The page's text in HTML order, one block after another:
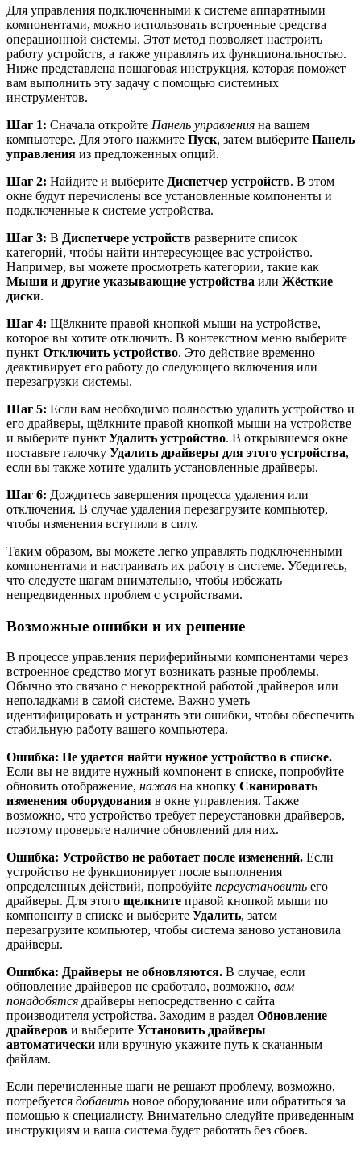
Для управления подключенными к системе аппаратными
компонентами, можно использовать встроенные средства
операционной системы. Этот метод позволяет настроить
работу устройств, а также управлять их функциональностью.
Ниже представлена пошаговая инструкция, которая поможет
вам выполнить эту задачу с помощью системных
инструментов.
Шаг 1: Сначала откройте Панель управления на вашем
компьютере. Для этого нажмите Пуск, затем выберите Панель
управления из предложенных опций.
Шаг 2: Найдите и выберите Диспетчер устройств. В этом
окне будут перечислены все установленные компоненты и
подключенные к системе устройства.
Шаг 3: В Диспетчере устройств разверните список
категорий, чтобы найти интересующее вас устройство.
Например, вы можете просмотреть категории, такие как
Мыши и другие указывающие устройства или Жёсткие
диски.
Шаг 4: Щёлкните правой кнопкой мыши на устройстве,
которое вы хотите отключить. В контекстном меню выберите
пункт Отключить устройство. Это действие временно
деактивирует его работу до следующего включения или
перезагрузки системы.
Шаг 5: Если вам необходимо полностью удалить устройство и
его драйверы, щёлкните правой кнопкой мыши на устройстве
и выберите пункт Удалить устройство. В открывшемся окне
поставьте галочку Удалить драйверы для этого устройства,
если вы также хотите удалить установленные драйверы.
Шаг 6: Дождитесь завершения процесса удаления или
отключения. В случае удаления перезагрузите компьютер,
чтобы изменения вступили в силу.
Таким образом, вы можете легко управлять подключенными
компонентами и настраивать их работу в системе. Убедитесь,
что следуете шагам внимательно, чтобы избежать
непредвиденных проблем с устройствами.
Возможные ошибки и их решение
В процессе управления периферийными компонентами через
встроенное средство могут возникать разные проблемы.
Обычно это связано с некорректной работой драйверов или
неполадками в самой системе. Важно уметь
идентифицировать и устранять эти ошибки, чтобы обеспечить
стабильную работу вашего компьютера.
Ошибка: Не удается найти нужное устройство в списке.
Если вы не видите нужный компонент в списке, попробуйте
обновить отображение, нажав на кнопку Сканировать
изменения оборудования в окне управления. Также
возможно, что устройство требует переустановки драйверов,
поэтому проверьте наличие обновлений для них.
Ошибка: Устройство не работает после изменений. Если
устройство не функционирует после выполнения
определенных действий, попробуйте переустановить его
драйверы. Для этого щелкните правой кнопкой мыши по
компоненту в списке и выберите Удалить, затем
перезагрузите компьютер, чтобы система заново установила
драйверы.
Ошибка: Драйверы не обновляются. В случае, если
обновление драйверов не сработало, возможно, вам
понадобятся драйверы непосредственно с сайта
производителя устройства. Заходим в раздел Обновление
драйверов и выберите Установить драйверы
автоматически или вручную укажите путь к скачанным
файлам.
Если перечисленные шаги не решают проблему, возможно,
потребуется добавить новое оборудование или обратиться за
помощью к специалисту. Внимательно следуйте приведенным
инструкциям и ваша система будет работать без сбоев.